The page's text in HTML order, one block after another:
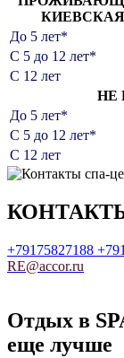
До 5 лет*
С 5 до 12 лет*
С 12 лет
НЕ
До 5 лет*
С 5 до 12 лет*
С 12 лет
+79175827188
RE@accor.ru
Отдых в
еще лучше